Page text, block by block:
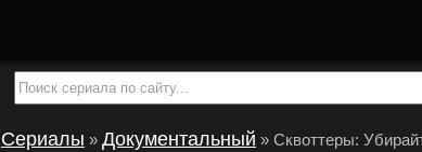
Сериалы » Документальный » Сквоттеры: